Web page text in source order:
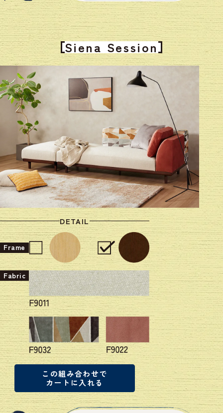
Siena Session
DETAIL
Frame
Fabric
この組み合わせで
カートに入れる